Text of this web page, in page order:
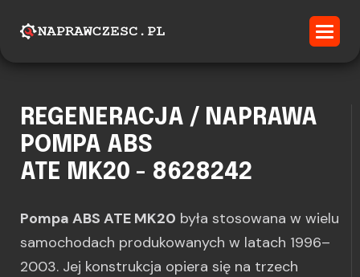
REGENERACJA / NAPRAWA
POMPA ABS
ATE MK20 - 8628242
Pompa ABS ATE MK20 była stosowana w wielu
samochodach produkowanych w latach 1996–
2003. Jej konstrukcja opiera się na trzech